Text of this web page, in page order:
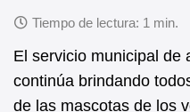
c
e
b
at
s
A
El servicio municipal de
continúa brindando
de las mascotas de los